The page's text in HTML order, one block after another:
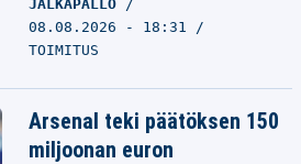
JALKAPALLO
08.08.2026 - 18:31
TOIMITUS
Arsenal teki päätöksen 150
miljoonan euron